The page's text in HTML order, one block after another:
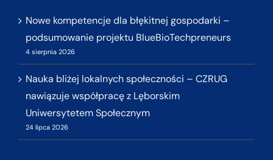
Nowe kompetencje dla błękitnej gospodarki –
podsumowanie projektu BlueBioTechpreneurs
4 sierpnia 2026
Nauka bliżej lokalnych społeczności – CZRUG
nawiązuje współpracę z Lęborskim
Uniwersytetem Społecznym
24 lipca 2026